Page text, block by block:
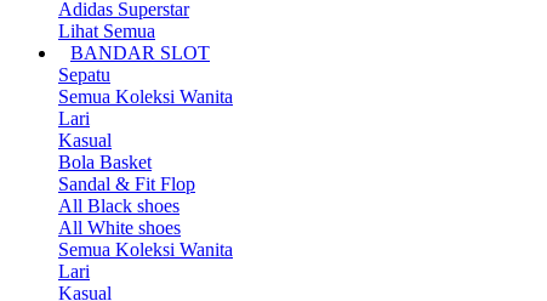
Adidas Superstar
Lihat Semua
BANDAR SLOT
Sepatu
Semua Koleksi Wanita
Lari
Kasual
Bola Basket
Sandal & Fit Flop
All Black shoes
All White shoes
Semua Koleksi Wanita
Lari
Kasual